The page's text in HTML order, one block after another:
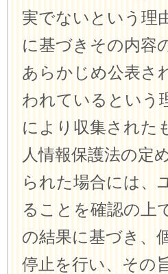
実でないという理
に基づきその内容
あらかじめ公表さ
われているという
により収集された
人情報保護法の定
られた場合には、
ることを確認の上
の結果に基づき、
停止を行い、その